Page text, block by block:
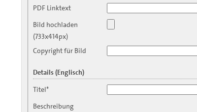
PDF Linktext
Bild hochladen
(733x414px)
Copyright für Bild
Details (Englisch)
Titel*
Beschreibung